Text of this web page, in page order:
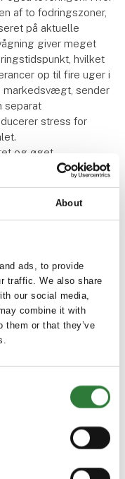
About
ads, to provide
traffic. We also share
our social media,
combine it with
them or that they’ve
af to fodringszoner,
på aktuelle
giver meget
hvilket
op til fire uger i
markedsvægt, sender
separat
stress for
og øget
foderjusteringer.
sortering og levering
logistik, reducerer
bedre
driftssteder.
eller et
leverer
din